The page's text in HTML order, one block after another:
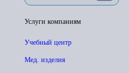
Услуги компаниям
Учебный центр
Мед. изделия